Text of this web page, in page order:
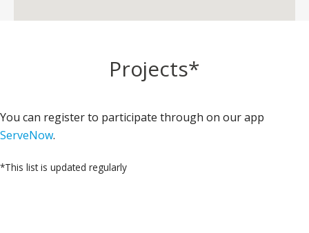
Projects*
You can register to participate through on our app
ServeNow.
*This list is updated regularly